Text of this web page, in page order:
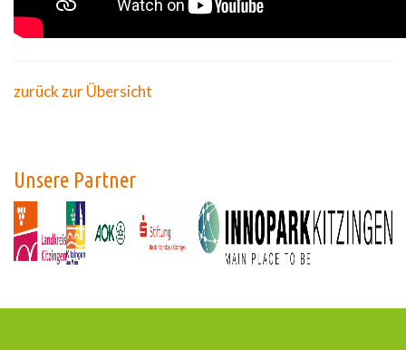
zurück zur Übersicht
Unsere Partner